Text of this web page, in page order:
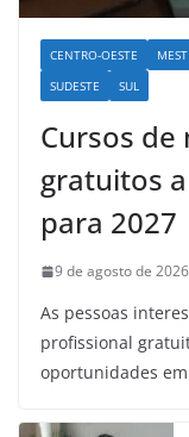
CENTRO-OESTE
SUDESTE
SUL
Cursos
gratuitos
para 2027
9 de agosto de 2026
As pessoas
profissional
oportunidades